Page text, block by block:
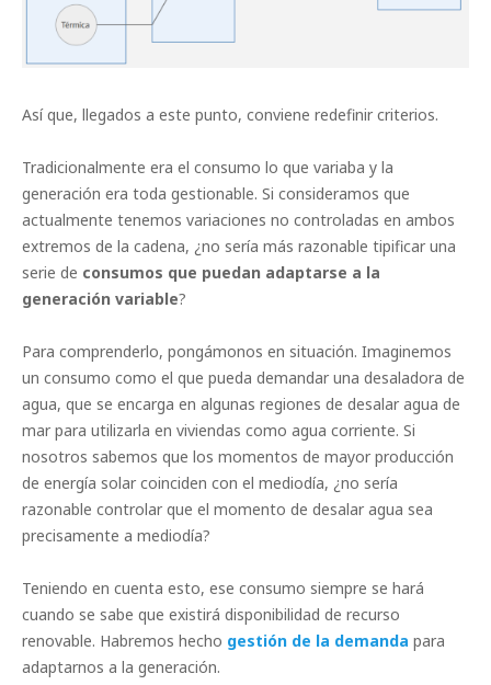
Así que, llegados a este punto, conviene redefinir criterios.
Tradicionalmente era el consumo lo que variaba y la
generación era toda gestionable. Si consideramos que
actualmente tenemos variaciones no controladas en ambos
extremos de la cadena, ¿no sería más razonable tipificar una
serie de consumos que puedan adaptarse a la
generación variable?
Para comprenderlo, pongámonos en situación. Imaginemos
un consumo como el que pueda demandar una desaladora de
agua, que se encarga en algunas regiones de desalar agua de
mar para utilizarla en viviendas como agua corriente. Si
nosotros sabemos que los momentos de mayor producción
de energía solar coinciden con el mediodía, ¿no sería
razonable controlar que el momento de desalar agua sea
precisamente a mediodía?
Teniendo en cuenta esto, ese consumo siempre se hará
cuando se sabe que existirá disponibilidad de recurso
renovable. Habremos hecho gestión de la demanda para
adaptarnos a la generación.